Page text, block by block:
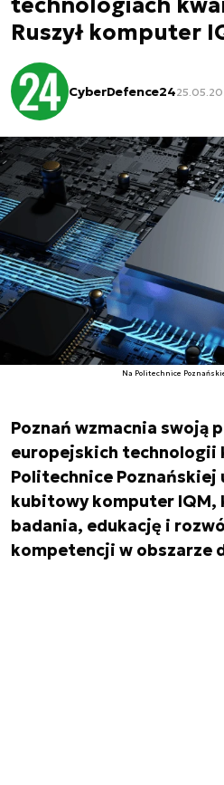
technologiach
Ruszył komputer
CyberDefence24
Na Politechnice
Poznań wzmacnia swoją
europejskich technologii
Politechnice Poznańskiej
kubitowy komputer IQM,
badania, edukację i
kompetencji w obszarze